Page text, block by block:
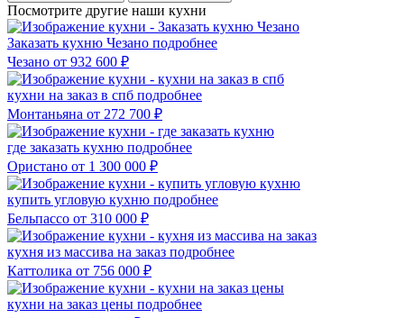
Посмотрите другие наши кухни
Заказать кухню Чезано подробнее
Чезано от 932 600 ₽
кухни на заказ в спб подробнее
Монтаньяна от 272 700 ₽
где заказать кухню подробнее
Ористано от 1 300 000 ₽
купить угловую кухню подробнее
Бельпассо от 310 000 ₽
кухня из массива на заказ подробнее
Каттолика от 756 000 ₽
кухни на заказ цены подробнее